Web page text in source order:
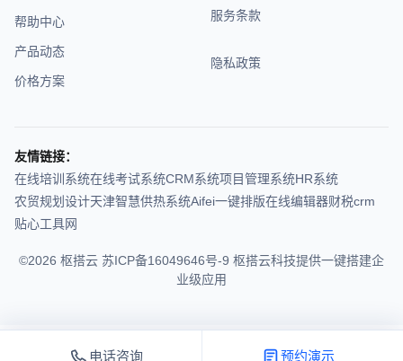
电话咨询 预约演示
帮助中心
产品动态
价格方案
服务条款
隐私政策
友情链接：
在线培训系统在线考试系统CRM系统项目管理系统HR系统
农贸规划设计天津智慧供热系统Aifei一键排版在线编辑器财税crm
贴心工具网
©2026 枢搭云 苏ICP备16049646号-9 枢搭云科技提供一键搭建企
业级应用